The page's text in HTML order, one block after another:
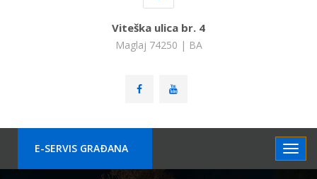
Viteška ulica br. 4
Maglaj 74250 | BA
E-SERVIS GRAÐANA